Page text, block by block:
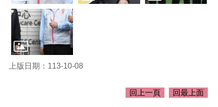
訊
通
訊
錄
上版日期：113-10-08
回上一頁 回最上面